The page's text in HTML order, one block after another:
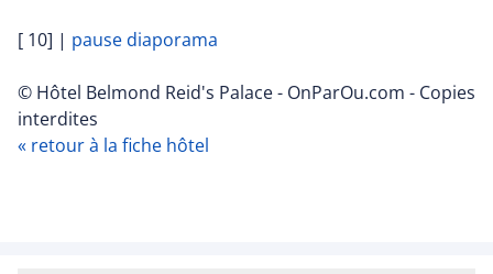
[ 10] | pause diaporama
© Hôtel Belmond Reid's Palace - OnParOu.com - Copies
interdites
« retour à la fiche hôtel